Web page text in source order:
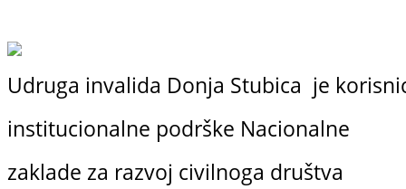
Udruga invalida Donja Stubica je
institucionalne podrške Nacionalne
zaklade za razvoj civilnoga društva